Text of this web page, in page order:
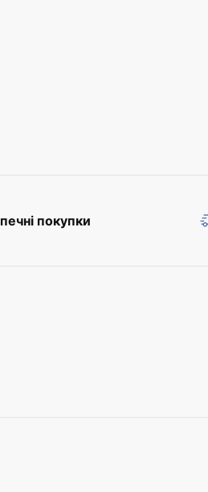
покупки